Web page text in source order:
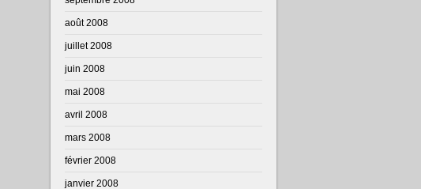
août 2008
juillet 2008
juin 2008
mai 2008
avril 2008
mars 2008
février 2008
janvier 2008